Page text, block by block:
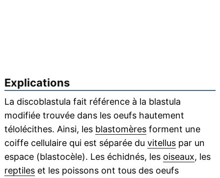
Explications
La discoblastula fait référence à la blastula
modifiée trouvée dans les oeufs hautement
télolécithes. Ainsi, les blastomèresforment une
coiffe cellulaire qui est séparée du vitelluspar un
espace (blastocèle). Les échidnés, les oiseaux, les
reptileset les poissons ont tous des oeufs